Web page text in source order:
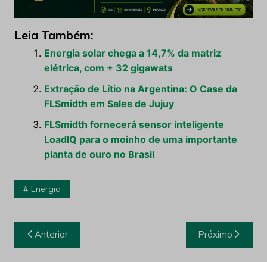
Leia Também:
Energia solar chega a 14,7% da matriz
elétrica, com + 32 gigawats
Extração de Lítio na Argentina: O Case da
FLSmidth em Sales de Jujuy
FLSmidth fornecerá sensor inteligente
LoadIQ para o moinho de uma importante
planta de ouro no Brasil
Energia
Navegação
de
Anterior Próximo